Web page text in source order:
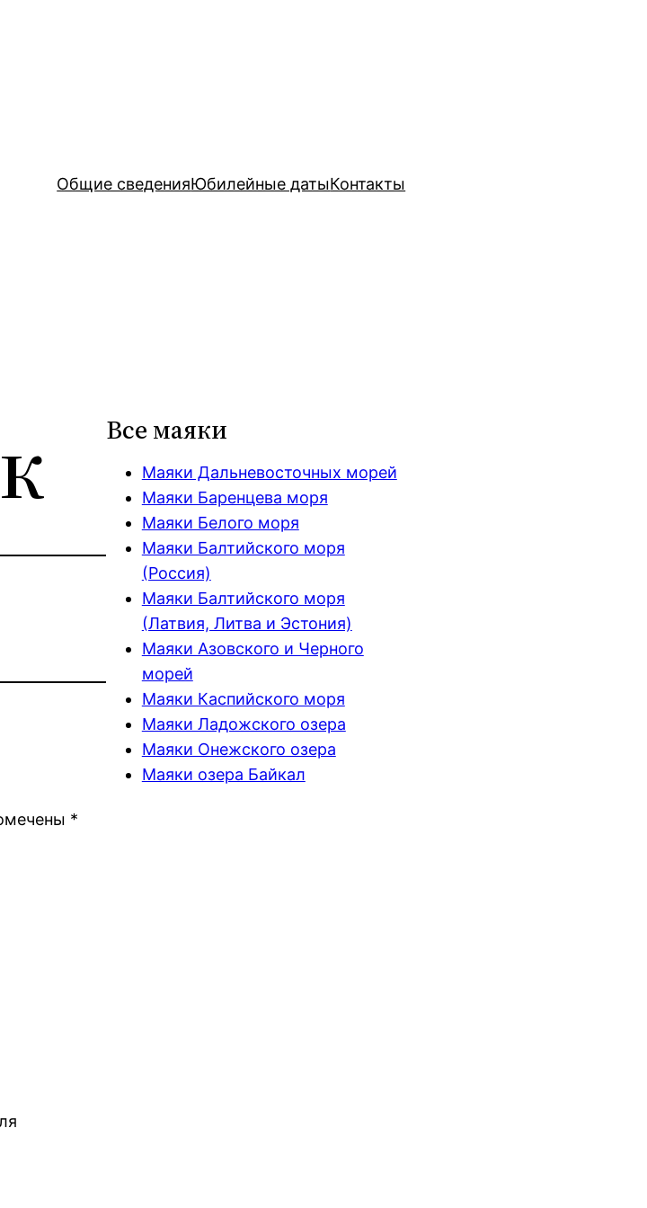
Общие сведенияЮбилейные датыКонтакты
*
Все маяки
Маяки Дальневосточных морей
Маяки Баренцева моря
Маяки Белого моря
Маяки Балтийского моря
(Россия)
Маяки Балтийского моря
(Латвия, Литва и Эстония)
Маяки Азовского и Черного
морей
Маяки Каспийского моря
Маяки Ладожского озера
Маяки Онежского озера
Маяки озера Байкал